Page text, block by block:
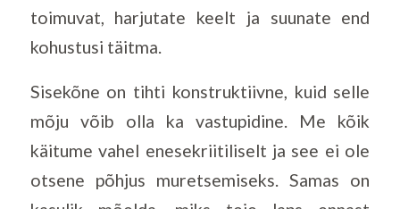
toimuvat, harjutate keelt ja suunate end
kohustusi täitma.
Sisekõne on tihti konstruktiivne, kuid selle
mõju võib olla ka vastupidine. Me kõik
käitume vahel enesekriitiliselt ja see ei ole
otsene põhjus muretsemiseks. Samas on